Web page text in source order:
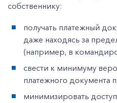
собственнику:
получать платежный
даже находясь за
(например, в
свести к минимуму
платежного документа
минимизировать